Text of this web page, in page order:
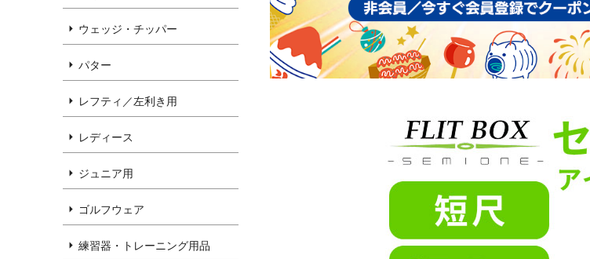
ウェッジ・チッパー
パター
レフティ／左利き用
レディース
ジュニア用
ゴルフウェア
練習器・トレーニング用品